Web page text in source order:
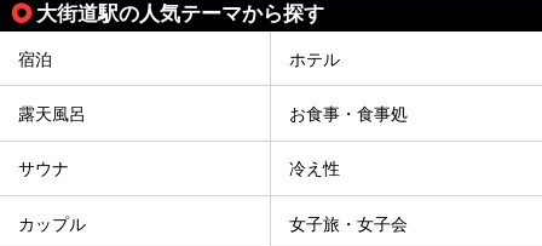
大街道駅の人気テーマから探す
宿泊 ホテル
露天風呂 お食事・食事処
サウナ 冷え性
カップル 女子旅・女子会